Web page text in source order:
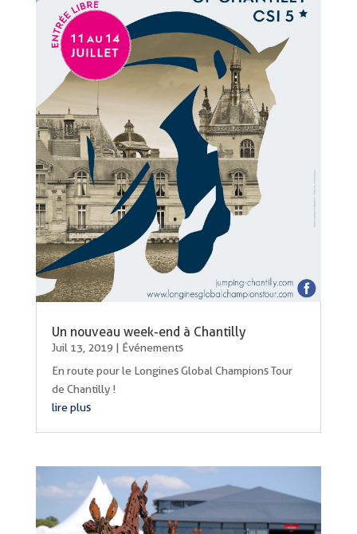
Un nouveau week-end à Chantilly
Juil 13, 2019 | Événements
En route pour le Longines Global Champions Tour
de Chantilly !
lire plus